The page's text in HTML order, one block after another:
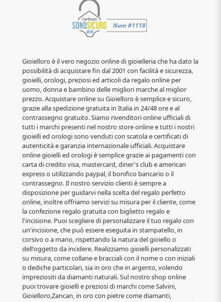
Gioielloro è il vero negozio online di gioielleria che ha dato la
possibilità di acquistare fin dal 2001 con facilità e sicurezza,
gioielli, orologi, preziosi ed articoli da regalo online per
uomo, donna e bambino delle migliori marche al miglior
prezzo. Acquistare online su Gioielloro è semplice e sicuro,
grazie alla spedizione gratuita in Italia in 24/48 ore e al
contrassegno gratuito. Siamo rivenditori online ufficiali di
tutti i marchi presenti nel nostro store online e tutti i nostri
gioielli ed orologi sono venduti con scatola e certificati di
autenticità e garanzia internazionale ufficiali. Acquistare
online gioielli ed orologi è semplice grazie ai pagamenti con
carta di credito visa, mastercard, diner's club e american
express o utilizzando paypal, il bonifico bancario o il
contrassegno. Il nostro servizio clienti è sempre a
disposizione per guidarvi nella scelta del regalo perfetto
online, inoltre offriamo servizi su misura per il cliente, come
la confezione regalo gratuita con biglietto regalo e
l'incisione. Puoi scegliere di personalizzare il tuo regalo con
un'incisione, che può essere eseguita in stampatello, in
corsivo o a mano, rispettando la natura del gioiello o
dell'oggetto da incidere. Realizziamo gioielli personalizzati
su misura, come collane e bracciali con il nome o con iniziali
o dediche particolari, sia in oro che in argento, volendo
impreziositi da diamanti naturali. Sul nostro shop online
puoi trovare gioielli e preziosi di marchi come Salvini,
Gioielloro,Zancan, in oro con pietre come diamanti,